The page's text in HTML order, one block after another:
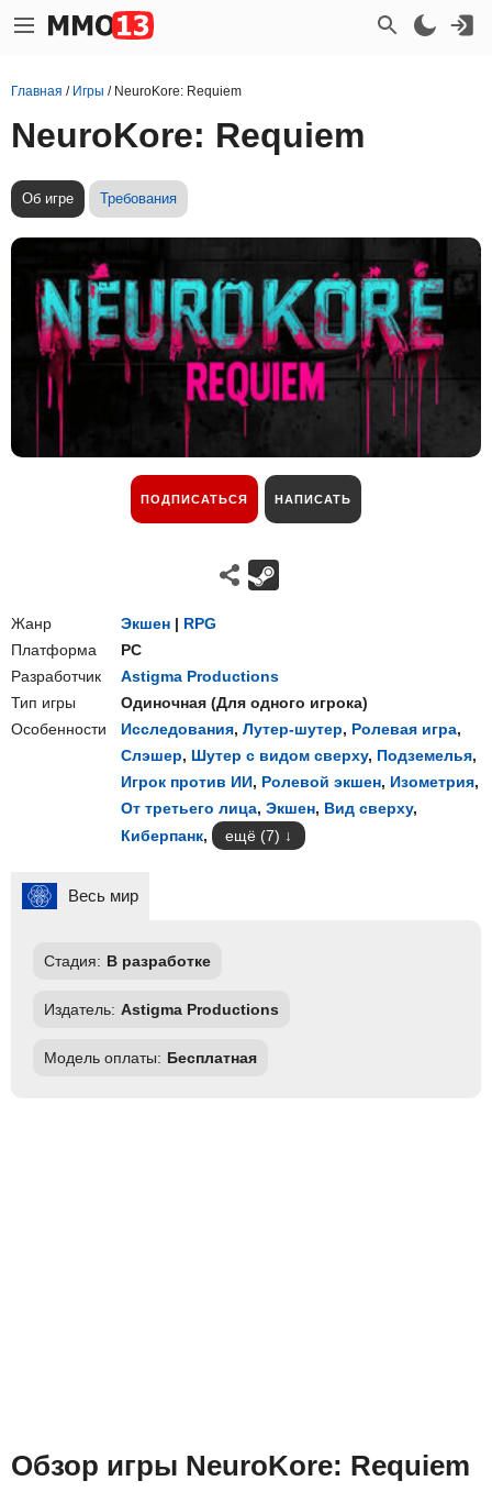
Главная / Игры / NeuroKore: Requiem
NeuroKore: Requiem
Об игре Требования
ПОДПИСАТЬСЯ НАПИСАТЬ
Жанр Экшен | RPG
Платформа
PC
Разработчик
Astigma Productions
Тип игры
Одиночная (Для одного игрока)
Особенности
Исследования, Лутер-шутер, Ролевая игра,
Слэшер, Шутер с видом сверху, Подземелья,
Игрок против ИИ, Ролевой экшен, Изометрия,
От третьего лица, Экшен, Вид сверху,
Киберпанк, ещё (7)
Весь мир
Стадия: В разработке
Издатель: Astigma Productions
Модель оплаты: Бесплатная
Обзор игры NeuroKore: Requiem